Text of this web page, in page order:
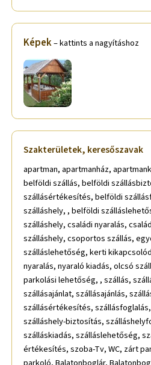
Képek– kattints a nagyításhoz
Szakterületek, keresőszavak
apartman, apartmanház,
belföldi szállás, belföldi
szállásértékesítés, belföldi
szálláshely, , belföldi
szálláshely, családi nyaralás,
szálláshely, csoportos szállás,
szálláslehetőség, kerti
nyaralás, nyaraló kiadás, olcsó
parkolási lehetőség, , szállás,
szállásajánlat, szállásajánlás,
szállásértékesítés,
szálláshely-biztosítás,
szálláskiadás, szálláslehetőség,
értékesítés, szoba-Tv, WC, zárt